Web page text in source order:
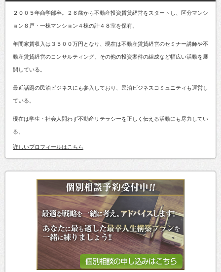
２００５年商学部卒。２６歳から不動産投資賃貸経営をスタートし、区分マンシ
ョン８戸・一棟マンション４棟の計４８室を保有。
年間家賃収入は３５００万円となり、現在は不動産賃貸経営のセミナー講師や不
動産賃貸経営のコンサルティング、その他の投資案件の組成など幅広い活動を展
開している。
最近話題の民泊ビジネスにも参入しており、民泊ビジネスコミュニティも運営し
ている。
現在は学生・社会人問わず不動産リテラシーを正しく伝える活動にも尽力してい
る。
詳しいプロフィールはこちら